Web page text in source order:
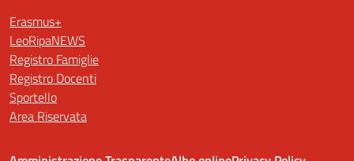
Erasmus+
LeoRipaNEWS
Registro Famiglie
Registro Docenti
Sportello
Area Riservata